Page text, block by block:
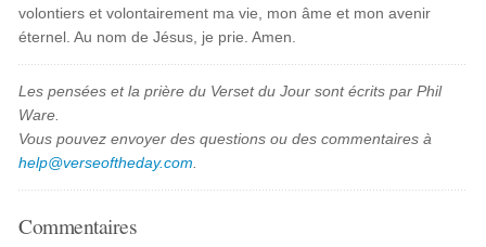
volontiers et volontairement ma vie, mon âme et mon avenir
éternel. Au nom de Jésus, je prie. Amen.
Les pensées et la prière du Verset du Jour sont écrits par Phil
Ware.
Vous pouvez envoyer des questions ou des commentaires à
help@verseoftheday.com
Commentaires